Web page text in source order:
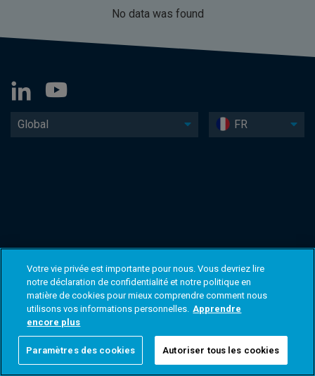
No data was found
Global FR
Votre vie privée est importante pour nous. Vous devriez lire
notre déclaration de confidentialité et notre politique en
matière de cookies pour mieux comprendre comment nous
utilisons vos informations personnelles. Apprendre
encore plus
Paramètres des cookies Autoriser tous les cookies